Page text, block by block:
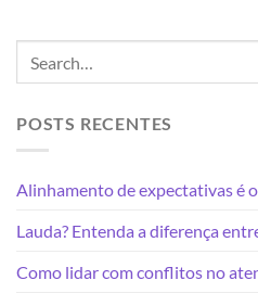
POSTS RECENTES
Alinhamento de expectativas é
Lauda? Entenda a diferença
Como lidar com conflitos no